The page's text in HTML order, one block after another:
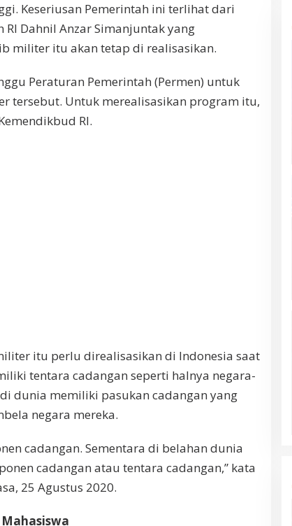
Keseriusan Pemerintah ini terlihat dari
RI Dahnil Anzar Simanjuntak yang
militer itu akan tetap di realisasikan.
Peraturan Pemerintah (Permen) untuk
tersebut. Untuk merealisasikan program itu,
RI.
itu perlu direalisasikan di Indonesia saat
tentara cadangan seperti halnya negara-
dunia memiliki pasukan cadangan yang
negara mereka.
cadangan. Sementara di belahan dunia
cadangan atau tentara cadangan,” kata
25 Agustus 2020.